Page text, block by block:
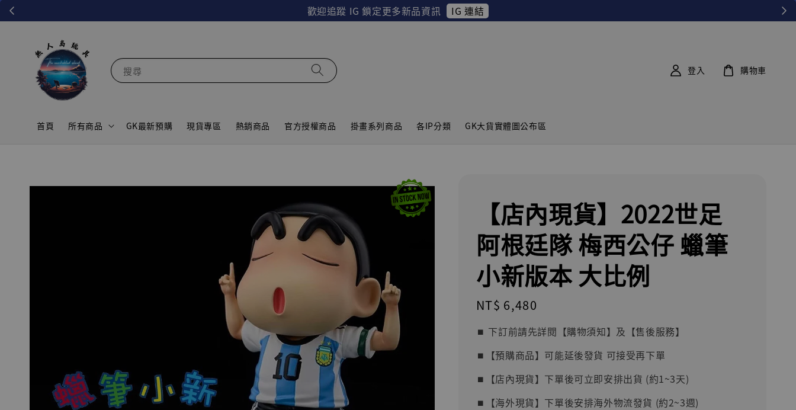
歡迎追蹤 IG 鎖定更多新品資訊 IG 連結
搜尋
首頁 所有商品 GK最新預購 現貨專區 熱銷商品 官方授權商品 掛畫系列商品 各IP分類 GK大貨實體圖公布區
登入 購物車
【店內現貨】2022世足
阿根廷隊 梅西公仔 蠟筆
小新版本 大比例
Regular
price
NT$ 6,480
⏹︎ 下訂前請先詳閱【購物須知】及【售後服務】
⏹︎【預購商品】可能延後發貨 可接受再下單
⏹︎【店內現貨】下單後可立即安排出貨 (約1~3天)
⏹︎【海外現貨】下單後安排海外物流發貨 (約2~3週)